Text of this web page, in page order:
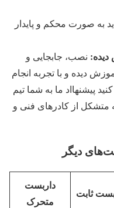
به صورت محکم و پایدار
نصب، جابجایی و
دیده و با تجربه انجام
پیشنهااد ما به شما تیم
متشکل از کادرهای فنی و
دیگر
ثابت
داربست
متحرک